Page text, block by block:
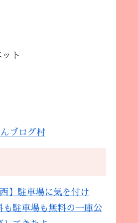
ト
ブログ村
】駐車場に気を付け
も駐車場も無料の一庫公